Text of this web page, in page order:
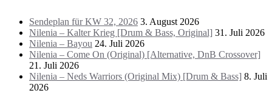
Sendeplan für KW 32, 2026 3. August 2026
Nilenia – Kalter Krieg [Drum & Bass, Original] 31. Juli 2026
Nilenia – Bayou 24. Juli 2026
Nilenia – Come On (Original) [Alternative, DnB Crossover]
21. Juli 2026
Nilenia – Neds Warriors (Original Mix) [Drum & Bass] 8. Juli
2026